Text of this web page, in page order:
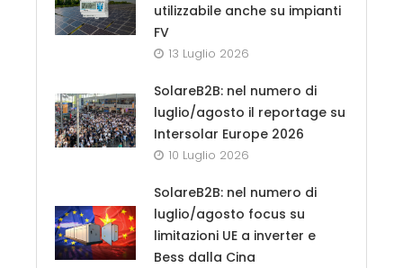
utilizzabile anche su impianti
FV
13 Luglio 2026
SolareB2B: nel numero di
luglio/agosto il reportage su
Intersolar Europe 2026
10 Luglio 2026
SolareB2B: nel numero di
luglio/agosto focus su
limitazioni UE a inverter e
Bess dalla Cina